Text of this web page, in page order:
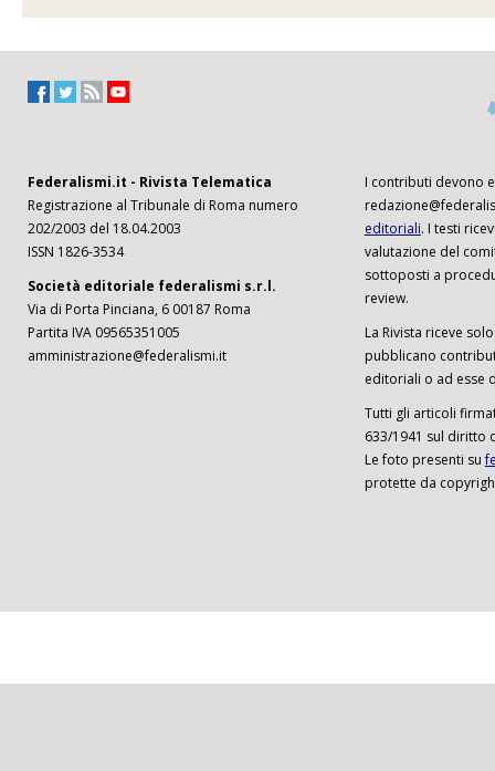
Federalismi.it - Rivista Telematica
Registrazione al Tribunale di Roma numero
202/2003 del 18.04.2003
ISSN 1826-3534
Società editoriale federalismi s.r.l.
Via di Porta Pinciana, 6 00187 Roma
Partita IVA 09565351005
amministrazione@federalismi.it
I contributi devono
editoriali. I testi
valutazione del
sottoposti a
review.
La Rivista riceve
pubblicano
editoriali o ad esse
Tutti gli articoli
633/1941 sul diritto
Le foto presenti su
protette da